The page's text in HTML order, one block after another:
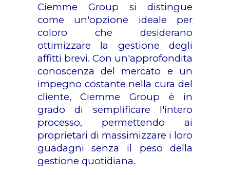
Ciemme Group si distingue
come un'opzione ideale per
coloro che desiderano
ottimizzare la gestione degli
affitti brevi. Con un'approfondita
conoscenza del mercato e un
impegno costante nella cura del
cliente, Ciemme Group è in
grado di semplificare l'intero
processo, permettendo ai
proprietari di massimizzare i loro
guadagni senza il peso della
gestione quotidiana.